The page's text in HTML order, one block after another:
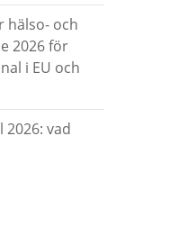
hälso- och
2026 för
i EU och
vad